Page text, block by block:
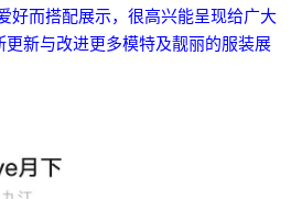
好而搭配展示，很高兴能呈现给广大
新与改进更多模特及靓丽的服装展